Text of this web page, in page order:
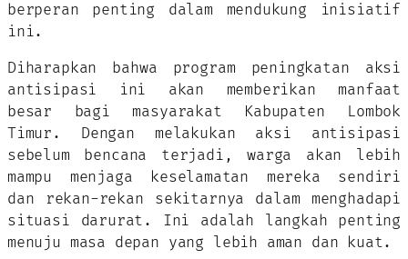
berperan penting dalam mendukung inisiatif
ini.
Diharapkan bahwa program peningkatan aksi
antisipasi ini akan memberikan manfaat
besar bagi masyarakat Kabupaten Lombok
Timur. Dengan melakukan aksi antisipasi
sebelum bencana terjadi, warga akan lebih
mampu menjaga keselamatan mereka sendiri
dan rekan-rekan sekitarnya dalam menghadapi
situasi darurat. Ini adalah langkah penting
menuju masa depan yang lebih aman dan kuat.